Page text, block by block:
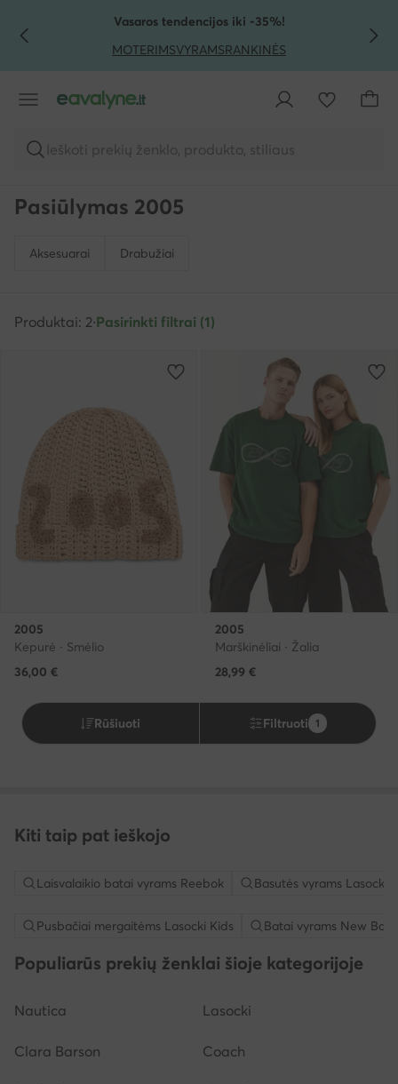
PEREITI PRIE PAGRINDINIO TURINIO
PEREITI Į PAIEŠKĄVasaros tendencijos iki -35%!
MOTERIMSVYRAMSRANKINĖS
Ieškoti prekių ženklo, produkto, stiliaus
Pasiūlymas 2005
Aksesuarai Drabužiai
Produktai: 2·Pasirinkti filtrai (1)
2005
Kepurė · Smėlio
36,00 €
2005
Marškinėliai · Žalia
28,99 €
Rūšiuoti Filtruoti 1
Kiti taip pat ieškojo
Laisvalaikio batai vyrams Reebok Basutės vyrams Lasocki
Pusbačiai mergaitėms Lasocki Kids Batai vyrams New
Populiarūs prekių ženklai šioje kategorijoje
Nautica Lasocki
Clara Barson Coach